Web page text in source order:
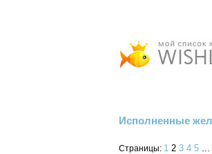
Исполненные
Страницы: 1 2 3 4 5 ...